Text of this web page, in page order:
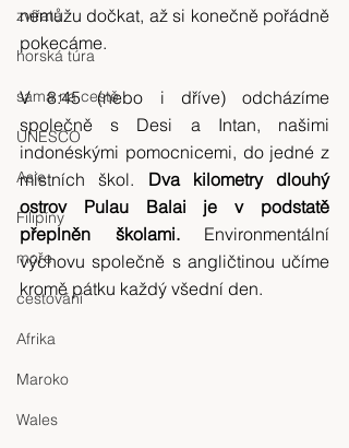
zvířata
horská túra
sama na cestě
UNESCO
Asie
Filipíny
moře
cestování
Afrika
Maroko
Wales
nemůžu dočkat, až si konečně pořádně
pokecáme.
V 8:45 (nebo i dříve) odcházíme
společně s Desi a Intan, našimi
indonéskými pomocnicemi, do jedné z
místních škol. Dva kilometry dlouhý
ostrov Pulau Balai je v podstatě
přeplněn školami. Environmentální
výchovu společně s angličtinou učíme
kromě pátku každý všední den.